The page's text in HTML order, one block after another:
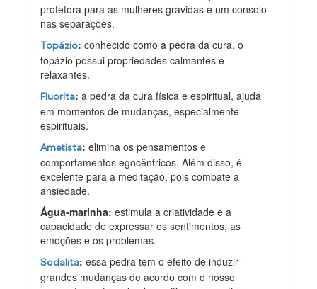
protetora para as mulheres grávidas e um consolo
nas separações.
Topázio: conhecido como a pedra da cura, o
topázio possui propriedades calmantes e
relaxantes.
Fluorita: a pedra da cura física e espiritual, ajuda
em momentos de mudanças, especialmente
espirituais.
Ametista: elimina os pensamentos e
comportamentos egocêntricos. Além disso, é
excelente para a meditação, pois combate a
ansiedade.
Água-marinha: estimula a criatividade e a
capacidade de expressar os sentimentos, as
emoções e os problemas.
Sodalita: essa pedra tem o efeito de induzir
grandes mudanças de acordo com o nosso